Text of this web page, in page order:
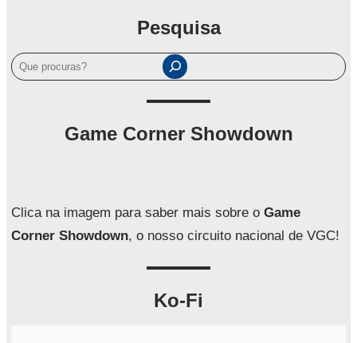
Pesquisa
P
e
a
r
Game Corner Showdown
Clica na imagem para saber mais sobre o Game
Corner Showdown, o nosso circuito nacional de VGC!
Ko-Fi